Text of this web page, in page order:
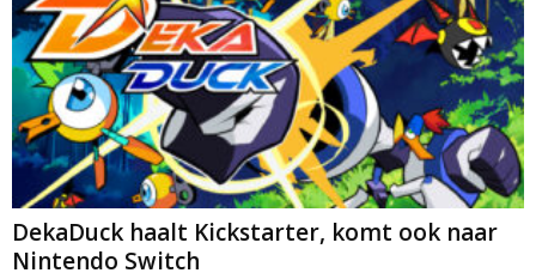
DekaDuck haalt Kickstarter, komt ook naar
Nintendo Switch